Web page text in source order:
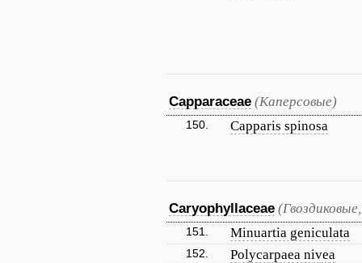
Capparaceae (Каперсовые)
150. Capparis spinosa
Caryophyllaceae
151. Minuartia geniculata
152. Polycarpaea nivea